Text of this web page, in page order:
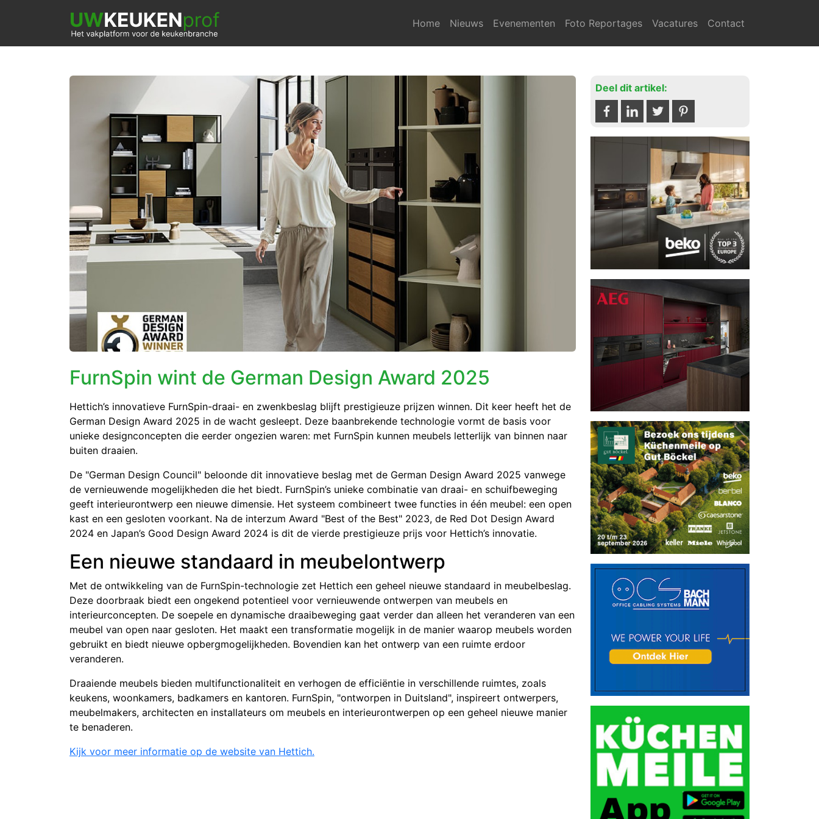
Home Nieuws Evenementen Foto Reportages Vacatures Contact
FurnSpin wint de German Design Award 2025
Hettich’s innovatieve FurnSpin-draai- en zwenkbeslag blijft prestigieuze prijzen winnen. Dit keer heeft het de
German Design Award 2025 in de wacht gesleept. Deze baanbrekende technologie vormt de basis voor
unieke designconcepten die eerder ongezien waren: met FurnSpin kunnen meubels letterlijk van binnen naar
buiten draaien.
De "German Design Council" beloonde dit innovatieve beslag met de German Design Award 2025 vanwege
de vernieuwende mogelijkheden die het biedt. FurnSpin’s unieke combinatie van draai- en schuifbeweging
geeft interieurontwerp een nieuwe dimensie. Het systeem combineert twee functies in één meubel: een open
kast en een gesloten voorkant. Na de interzum Award "Best of the Best" 2023, de Red Dot Design Award
2024 en Japan’s Good Design Award 2024 is dit de vierde prestigieuze prijs voor Hettich’s innovatie.
Een nieuwe standaard in meubelontwerp
Met de ontwikkeling van de FurnSpin-technologie zet Hettich een geheel nieuwe standaard in meubelbeslag.
Deze doorbraak biedt een ongekend potentieel voor vernieuwende ontwerpen van meubels en
interieurconcepten. De soepele en dynamische draaibeweging gaat verder dan alleen het veranderen van een
meubel van open naar gesloten. Het maakt een transformatie mogelijk in de manier waarop meubels worden
gebruikt en biedt nieuwe opbergmogelijkheden. Bovendien kan het ontwerp van een ruimte erdoor
veranderen.
Draaiende meubels bieden multifunctionaliteit en verhogen de efficiëntie in verschillende ruimtes, zoals
keukens, woonkamers, badkamers en kantoren. FurnSpin, "ontworpen in Duitsland", inspireert ontwerpers,
meubelmakers, architecten en installateurs om meubels en interieurontwerpen op een geheel nieuwe manier
te benaderen.
Kijk voor meer informatie op de website van Hettich.
Deel dit artikel: